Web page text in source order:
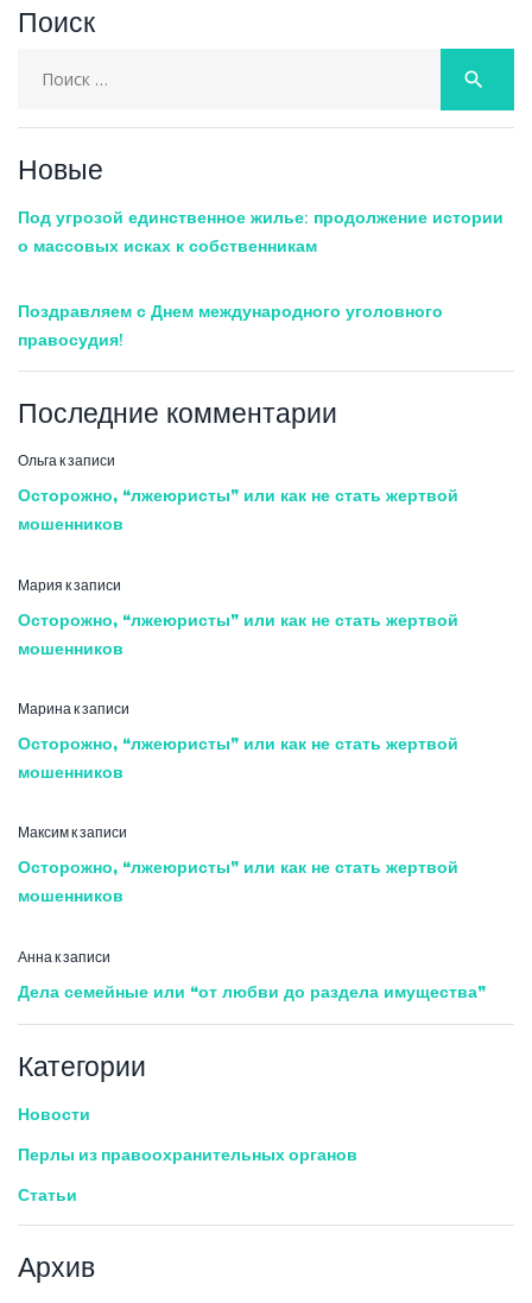
Поиск
search
Новые
Под угрозой единственное жилье: продолжение истории
о массовых исках к собственникам
Поздравляем с Днем международного уголовного
правосудия!
Последние комментарии
Ольгак записи
Осторожно, “лжеюристы” или как не стать жертвой
мошенников
Мария к записи
Осторожно, “лжеюристы” или как не стать жертвой
мошенников
Марина к записи
Осторожно, “лжеюристы” или как не стать жертвой
мошенников
Максимк записи
Осторожно, “лжеюристы” или как не стать жертвой
мошенников
Анна к записи
Дела семейные или “от любви до раздела имущества”
Категории
Новости
Перлы из правоохранительных органов
Статьи
Архив